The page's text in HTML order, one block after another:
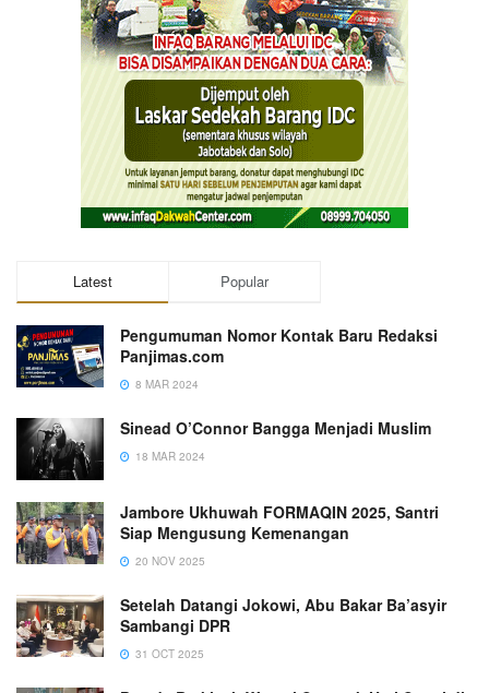
Latest Popular
Pengumuman Nomor Kontak Baru Redaksi
Panjimas.com
8 MAR 2024
Sinead O’Connor Bangga Menjadi Muslim
18 MAR 2024
Jambore Ukhuwah FORMAQIN 2025, Santri
Siap Mengusung Kemenangan
20 NOV 2025
Setelah Datangi Jokowi, Abu Bakar Ba’asyir
Sambangi DPR
31 OCT 2025